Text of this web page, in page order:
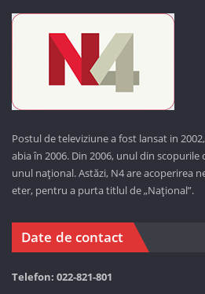
Postul de televiziune a fost lansat in
abia în 2006. Din 2006, unul din
unul național. Astăzi, N4 are acoperirea
eter, pentru a purta titlul de „Național”.
Date de contact
Telefon: 022-821-801